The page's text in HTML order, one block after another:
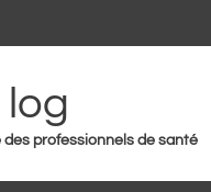
professionnels de santé